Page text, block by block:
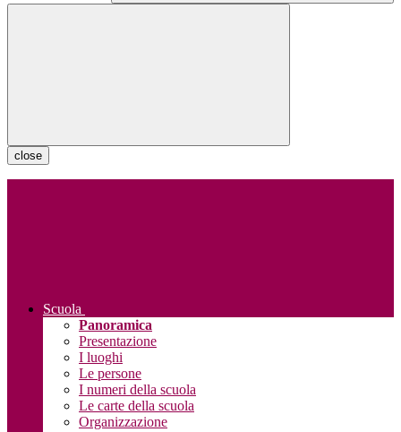
close
Scuola
Panoramica
Presentazione
I luoghi
Le persone
I numeri della scuola
Le carte della scuola
Organizzazione